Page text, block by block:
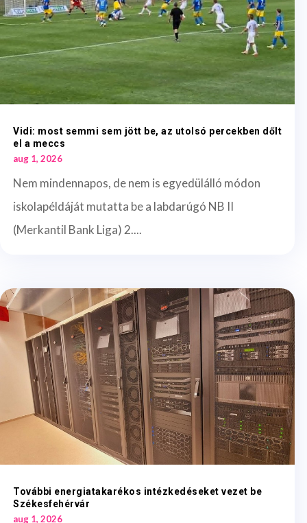
Vidi: most semmi sem jött be, az utolsó percekben dőlt
el a meccs
aug 1, 2026
Nem mindennapos, de nem is egyedülálló módon
iskolapéldáját mutatta be a labdarúgó NB II
(Merkantil Bank Liga) 2....
További energiatakarékos intézkedéseket vezet be
Székesfehérvár
aug 1, 2026